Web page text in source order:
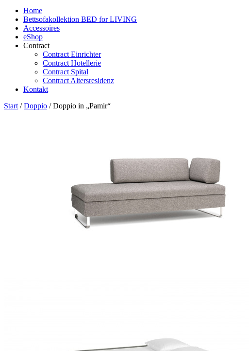
Home
Bettsofakollektion BED for LIVING
Accessoires
eShop
Contract
Contract Einrichter
Contract Hotellerie
Contract Spital
Contract Altersresidenz
Kontakt
Start /Doppio / Doppio in „Pamir“